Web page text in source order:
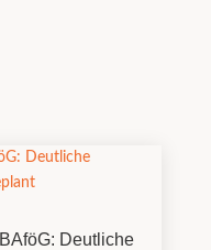
Deutliche